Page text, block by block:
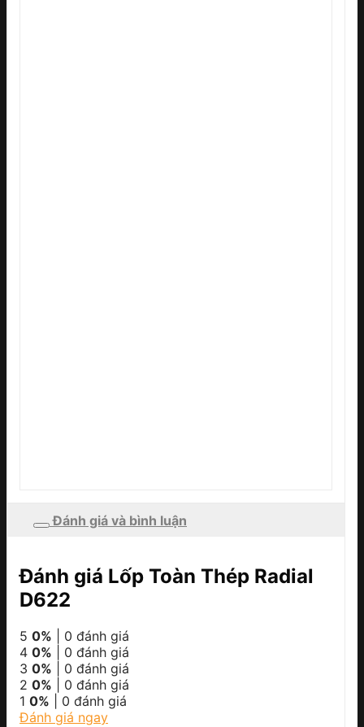
Đánh giá và bình luận
Đánh giá Lốp Toàn Thép Radial
D622
5 0% | 0 đánh giá
4 0% | 0 đánh giá
3 0% | 0 đánh giá
2 0% | 0 đánh giá
1 0% | 0 đánh giá
Đánh giá ngay